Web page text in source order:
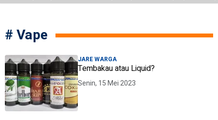
#Vape
JARE WARGA
Tembakau atau Liquid?
Senin, 15 Mei 2023